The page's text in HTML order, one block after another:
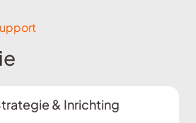
& Inrichting